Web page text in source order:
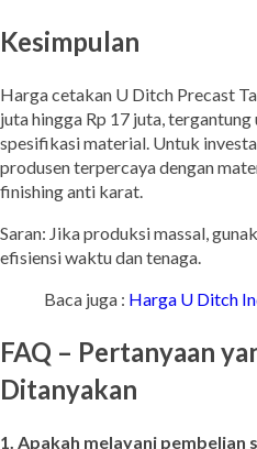
Kesimpulan
Harga cetakan U Ditch Precast
juta hingga Rp 17 juta, tergantung
spesifikasi material. Untuk
produsen terpercaya dengan
finishing anti karat.
Saran: Jika produksi massal,
efisiensi waktu dan tenaga.
Baca juga : Harga U Ditch
FAQ – Pertanyaan
Ditanyakan
1. Apakah melayani pembelian